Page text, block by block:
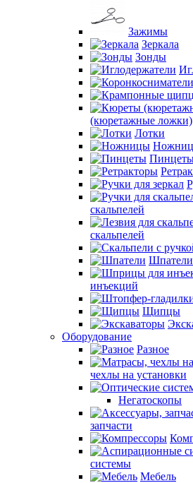
Зажимы
Зеркала
Зонды
(кюретажные ложки)
Лотки
скальпелей
скальпелей
Шпатели
инъекций
Щипцы
Оборудование
Разное
чехлы на установки
Негатоскопы
запчасти
системы
Мебель